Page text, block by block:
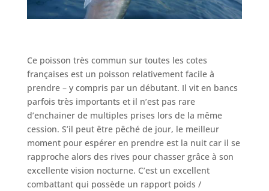
Ce poisson très commun sur toutes les cotes
françaises est un poisson relativement facile à
prendre – y compris par un débutant. Il vit en bancs
parfois très importants et il n’est pas rare
d’enchainer de multiples prises lors de la même
cession. S’il peut être pêché de jour, le meilleur
moment pour espérer en prendre est la nuit car il se
rapproche alors des rives pour chasser grâce à son
excellente vision nocturne. C’est un excellent
combattant qui possède un rapport poids /